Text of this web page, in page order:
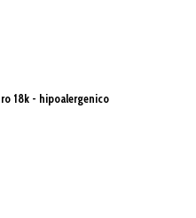
18k - hipoalergenico